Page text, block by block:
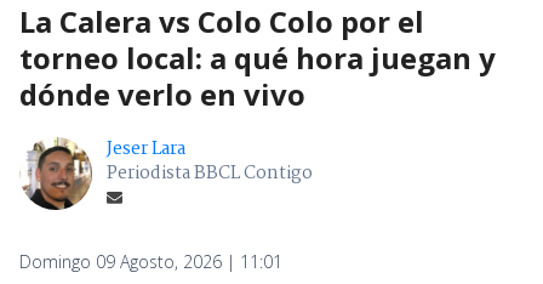
La Calera vs Colo Colo por el
torneo local: a qué hora juegan y
dónde verlo en vivo
Jeser Lara
Periodista BBCL Contigo
Domingo 09 Agosto, 2026 | 11:01